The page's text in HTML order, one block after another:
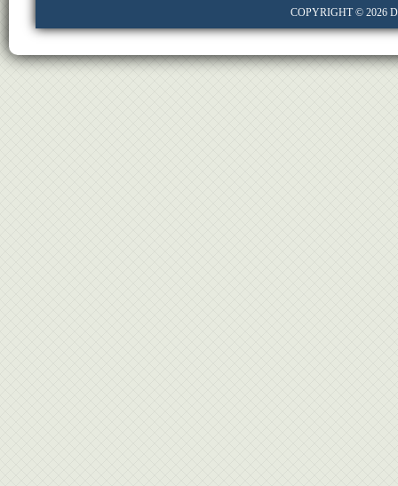
COPYRIGHT © 2026